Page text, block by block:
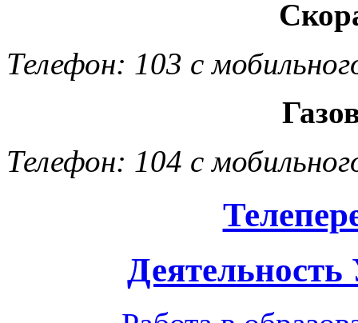
Телефон: 103 с
Телефон: 104 с